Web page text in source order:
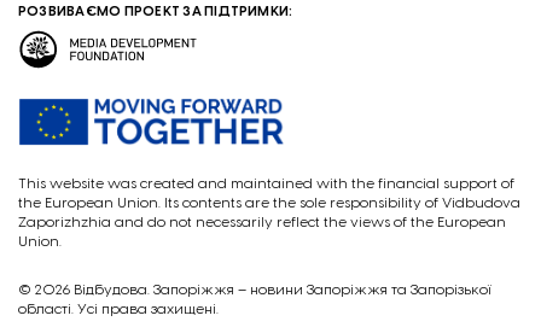
РОЗВИВАЄМО ПРОЕКТ ЗА ПІДТРИМКИ:
This website was created and maintained with the financial support of
the European Union. Its contents are the sole responsibility of Vidbudova
Zaporizhzhia and do not necessarily reflect the views of the European
Union.
© 2026 Відбудова. Запоріжжя – новини Запоріжжя та Запорізької
області. Усі права захищені.